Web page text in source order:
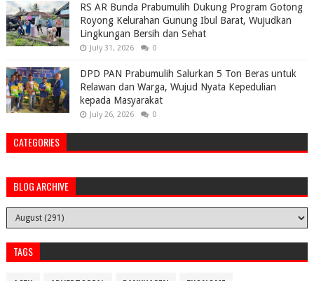
RS AR Bunda Prabumulih Dukung Program Gotong
Royong Kelurahan Gunung Ibul Barat, Wujudkan
Lingkungan Bersih dan Sehat
July 31, 2026 0
DPD PAN Prabumulih Salurkan 5 Ton Beras untuk
Relawan dan Warga, Wujud Nyata Kepedulian
kepada Masyarakat
July 26, 2026 0
CATEGORIES
BLOG ARCHIVE
TAGS